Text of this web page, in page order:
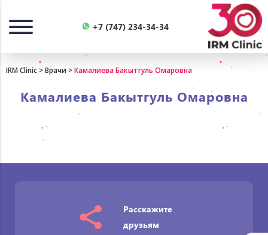
+7 (747) 234-34-34
IRM Clinic >Врачи >Камалиева Бакытгуль Омаровна
Камалиева Бакытгуль Омаровна
Расскажите
друзьям